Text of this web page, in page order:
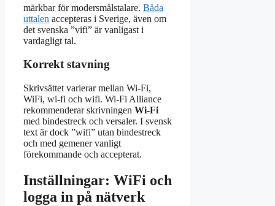
märkbar för modersmålstalare. Båda
uttalen accepteras i Sverige, även om
det svenska ”vifi” är vanligast i
vardagligt tal.
Korrekt stavning
Skrivsättet varierar mellan Wi-Fi,
WiFi, wi-fi och wifi. Wi-Fi Alliance
rekommenderar skrivningen Wi-Fi
med bindestreck och versaler. I svensk
text är dock ”wifi” utan bindestreck
och med gemener vanligt
förekommande och accepterat.
Inställningar: WiFi och
logga in på nätverk